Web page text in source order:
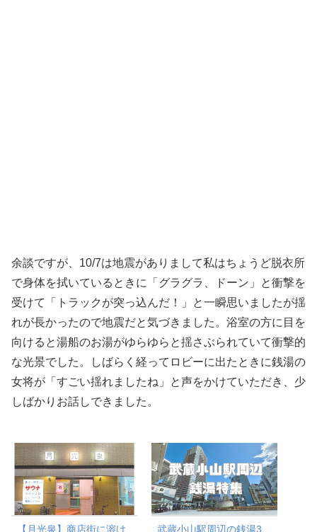
余談ですが、10/7は地震がありまして私はちょうど脱衣所
で身体を拭いているときに「グラグラ、ドーン」と衝撃を
受けて「トラックが突っ込んだ！」と一瞬思いましたが揺
れが長かったので地震だと気づきました。浴室の方に目を
向けると湯船のお湯がゆらゆらと揺さぶられていて衝撃的
な光景でした。しばらく経ってロビーに出たときに銭湯の
女将が「すごい揺れましたね」と声をかけていただき、少
しばかりお話しできました。
【月光泉】商店街に溶け 武蔵小山駅周辺の銭湯3